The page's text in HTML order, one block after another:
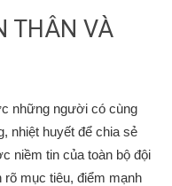
THÂN VÀ
những người có cùng
nhiệt huyết để chia sẻ
niềm tin của toàn bộ đội
mục tiêu, điểm mạnh